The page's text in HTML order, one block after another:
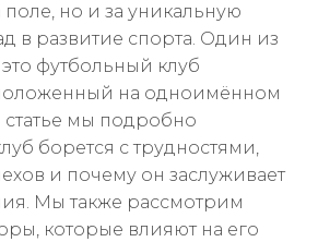
но и за уникальную
в развитие спорта. Один из
футбольный клуб
на одноимённом
статье мы подробно
борется с трудностями,
и почему он заслуживает
Мы также рассмотрим
которые влияют на его